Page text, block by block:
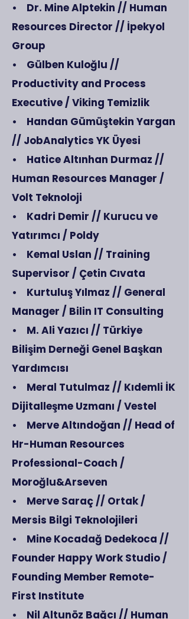
• Dr. Mine Alptekin // Human
Resources Director // İpekyol
Group
• Gülben Kuloğlu //
Productivity and Process
Executive / Viking Temizlik
• Handan Gümüştekin Yargan
// JobAnalytics YK Üyesi
• Hatice Altınhan Durmaz //
Human Resources Manager /
Volt Teknoloji
• Kadri Demir // Kurucu ve
Yatırımcı / Poldy
• Kemal Uslan // Training
Supervisor / Çetin Cıvata
• Kurtuluş Yılmaz // General
Manager / Bilin IT Consulting
• M. Ali Yazıcı // Türkiye
Bilişim Derneği Genel Başkan
Yardımcısı
• Meral Tutulmaz // Kıdemli İK
Dijitalleşme Uzmanı / Vestel
• Merve Altındoğan // Head of
Hr-Human Resources
Professional-Coach /
Moroğlu&Arseven
• Merve Saraç // Ortak /
Mersis Bilgi Teknolojileri
• Mine Kocadağ Dedekoca //
Founder Happy Work Studio /
Founding Member Remote-
First Institute
• Nil Altunöz Bağcı // Human